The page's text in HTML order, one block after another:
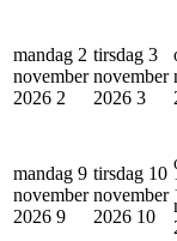
mandag 2
november
2026 2
tirsdag 3
november
2026 3
mandag 9
november
2026 9
tirsdag 10
november
2026 10